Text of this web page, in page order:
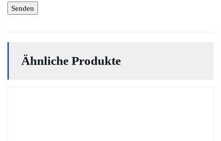
Ähnliche Produkte